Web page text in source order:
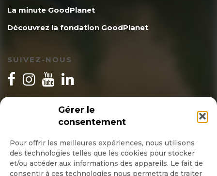
Gérer le
consentement
Pour offrir les meilleures expériences, nous utilisons
des technologies telles que les cookies pour stocker
et/ou accéder aux informations des appareils. Le fait de
consentir à ces technologies nous permettra de traiter
La minute GoodPlanet
Découvrez la fondation GoodPlanet
SUIVEZ-NOUS
INSCRIPTION NEWSLETTER
Quotidienne